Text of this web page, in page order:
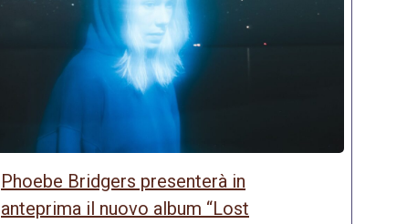
Phoebe Bridgers presenterà in
anteprima il nuovo album “Lost